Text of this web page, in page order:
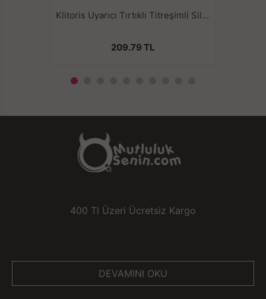
Klitoris Uyarıcı Tırtıklı Titreşimli Silikon Penis Halkası
209.79 TL
400 Tl Üzeri Ücretsiz Kargo
DEVAMINI OKU